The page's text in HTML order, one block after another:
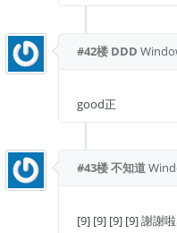
#42楼 DDD
good正
#43楼不知道
[9] [9] [9] [9] 謝謝